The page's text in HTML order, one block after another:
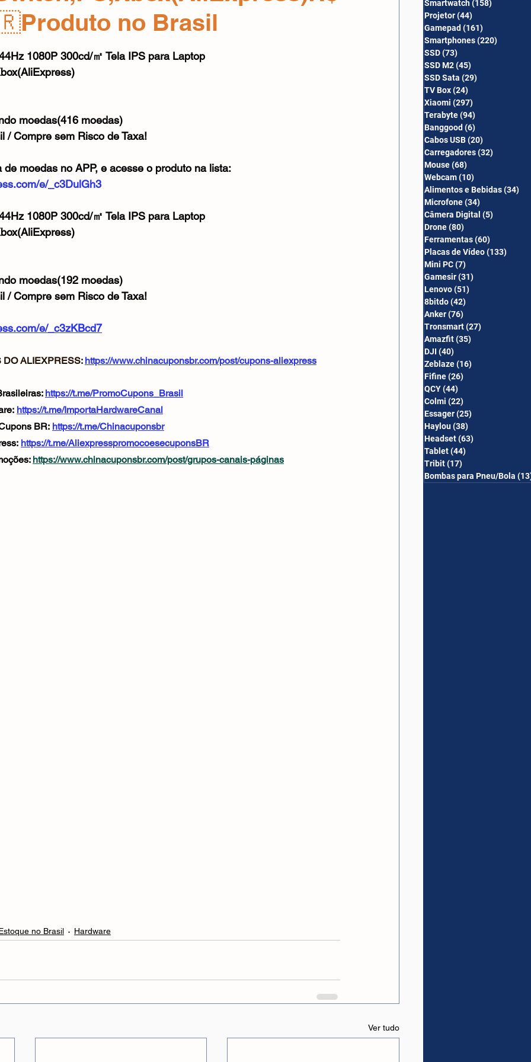
Mouse
no Brasil
5 estrelas.
1080P 300cd/㎡ Tela IPS para Laptop
moedas(416 moedas)
Compre sem Risco de Taxa!
moedas no APP, e acesse o produto na lista:
e/_c3DulGh3
1080P 300cd/㎡ Tela IPS para Laptop
moedas(192 moedas)
Compre sem Risco de Taxa!
e/_c3zKBcd7
ALIEXPRESS: https://www.chinacuponsbr.com/post/cupons-aliexpress
https://t.me/PromoCupons_Brasil
https://t.me/ImportaHardwareCanal
BR: https://t.me/Chinacuponsbr
https://t.me/AliexpresspromocoesecuponsBR
https://www.chinacuponsbr.com/post/grupos-canais-páginas
no Brasil Hardware
Ver tudo
Smartwatch(158)
Projetor(44)
Gamepad (161)
Smartphones(220)
SSD(73)
SSD M2(45)
SSD Sata (29)
TV Box(24)
Xiaomi (297)
Terabyte(94)
Banggood (6)
Cabos USB(20)
Carregadores(32)
Mouse(68)
Webcam(10)
Alimentos e Bebidas(34)
Microfone(34)
Câmera Digital (5)
Drone(80)
Ferramentas(60)
Placas de Vídeo(133)
Mini PC(7)
Gamesir(31)
Lenovo(51)
8bitdo(42)
Anker(76)
Tronsmart(27)
Amazfit(35)
DJI (40)
Zeblaze(16)
Fifine(26)
QCY(44)
Colmi (22)
Essager(25)
Haylou(38)
Headset(63)
Tablet(44)
Tribit(17)
Bombas para Pneu/Bola